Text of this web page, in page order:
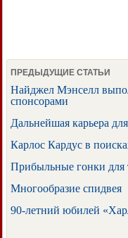
ПРЕДЫДУЩИЕ СТАТЬИ
Найджел Мэнселл
спонсорами
Дальнейшая карьера
Карлос Кардус в
Прибыльные гонки для
Многообразие спидвея
90-летний юбилей